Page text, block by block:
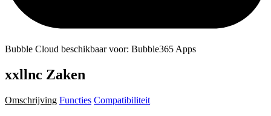
Bubble Cloud beschikbaar voor: Bubble365 Apps
xxllnc Zaken
Omschrijving Functies Compatibiliteit